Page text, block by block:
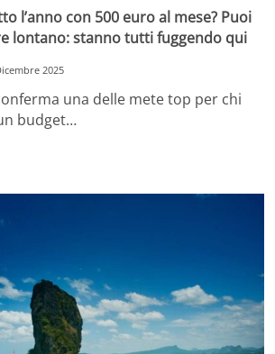
l’anno con 500 euro al mese? Puoi
lontano: stanno tutti fuggendo qui
2025
una delle mete top per chi
budget…